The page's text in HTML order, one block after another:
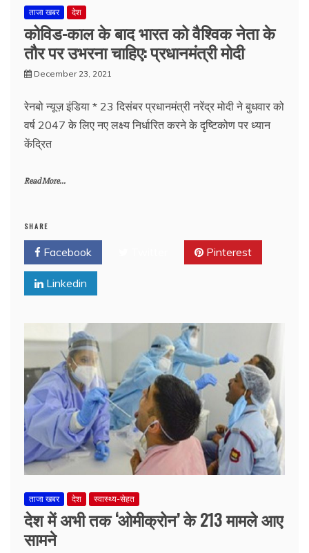
ताजा खबर देश
कोविड-काल के बाद भारत को वैश्विक नेता के
तौर पर उभरना चाहिए: प्रधानमंत्री मोदी
December 23, 2021
रेनबो न्यूज़ इंडिया * 23 दिसंबर प्रधानमंत्री नरेंद्र मोदी ने बुधवार को
वर्ष 2047 के लिए नए लक्ष्य निर्धारित करने के दृष्टिकोण पर ध्यान
केंद्रित
Read More...
SHARE
Facebook Pinterest
Linkedin
ताजा खबर देश स्वास्थ्य-सेहत
देश में अभी तक ‘ओमीक्रोन’ के 213 मामले आए
सामने